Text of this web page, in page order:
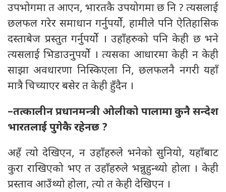
उपभोगमा त आएन, भारतकै उपयोगमा छ नि ? त्यसलाई
छलफल गरेर समाधान गर्नुपर्योे, हामीले पनि ऐतिहासिक
दस्ताबेज प्रस्तुत गर्नुपर्योे । उहाँहरुको पनि केही छ भने
त्यसलाई भिडाउनुपर्योे । त्यसका आधारमा केही न केही
साझा अवधारणा निस्किएला नि, छलफलनै नगरी यहाँ
मात्रै चिच्याएर बसेर त केही हुँदैन ।
–तत्कालीन प्रधानमन्त्री ओलीको पालामा कुनै सन्देश
भारतलाई पुगेकै रहेनछ ?
अहँ त्यो देखिएन, न उहाँहरुले भनेको सुनियो, यहाँबाट
कुरा राखिएको भए त उहाँहरुले भन्नुहुन्थ्यो होला । केही
प्रस्ताव आउँथ्यो होला, त्यो त केही देखिएन ।